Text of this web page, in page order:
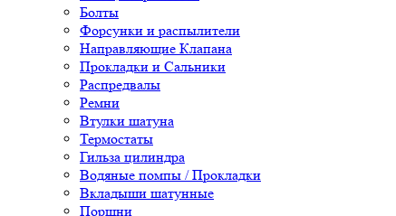
Болты
Форсунки и распылители
Направляющие Клапана
Прокладки и Сальники
Распредвалы
Ремни
Втулки шатуна
Термостаты
Гильза цилиндра
Водяные помпы / Прокладки
Вкладыши шатунные
Поршни